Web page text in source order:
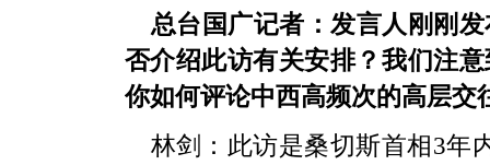
总台国广记者：发言人刚刚
否介绍此访有关安排？我们注
你如何评论中西高频次的高层交
林剑：此访是桑切斯首相3年